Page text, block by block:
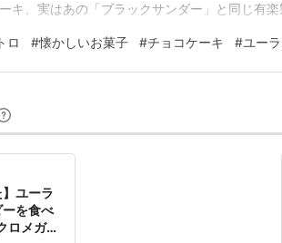
キ、実はあの「ブラックサンダー」と同じ有
ことで、25年以上も愛され続けているロング
方が新しいと思ってた！」…
ロ #懐かしいお菓子 #チョコケーキ #ユー
】ユーラ
を食べ
メガリ